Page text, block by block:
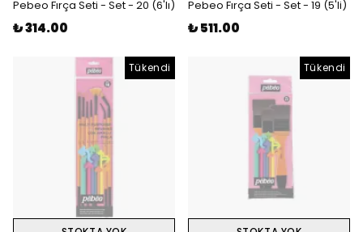
Pebeo Fırça Seti - Set - 20 (6'lı)
₺ 314.00
Pebeo Fırça Seti - Set - 19 (5'li)
₺ 511.00
Tükendi Tükendi